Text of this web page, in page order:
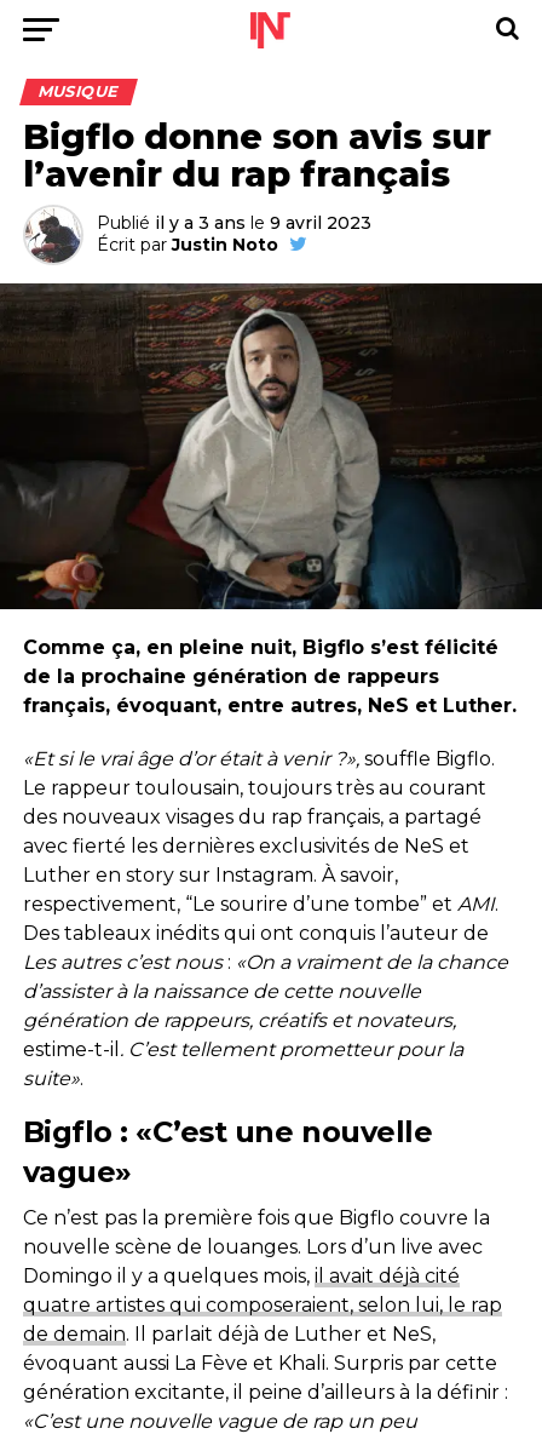
MUSIQUE
Bigflo donne son avis sur
l’avenir du rap français
Publié il y a 3 ans le 9 avril 2023
Écrit par Justin Noto
Comme ça, en pleine nuit, Bigflo s’est félicité
de la prochaine génération de rappeurs
français, évoquant, entre autres, NeS et Luther.
«Et si le vrai âge d’or était à venir ?»,souffle Bigflo.
Le rappeur toulousain, toujours très au courant
des nouveaux visages du rap français, a partagé
avec fierté les dernières exclusivités de NeS et
Luther en story sur Instagram. À savoir,
respectivement, “Le sourire d’une tombe” et AMI.
Des tableaux inédits qui ont conquis l’auteur de
Les autres c’est nous : «On a vraiment de la chance
d’assister à la naissance de cette nouvelle
génération de rappeurs, créatifs et novateurs,
estime-t-il . C’est tellement prometteur pour la
suite».
Bigflo : «C’est une nouvelle
vague»
Ce n’est pas la première fois que Bigflo couvre la
nouvelle scène de louanges. Lors d’un live avec
Domingo il y a quelques mois, il avait déjà cité
quatre artistes qui composeraient, selon lui, le rap
de demain. Il parlait déjà de Luther et NeS,
évoquant aussi La Fève et Khali. Surpris par cette
génération excitante, il peine d’ailleurs à la définir :
«C’est une nouvelle vague de rap un peu